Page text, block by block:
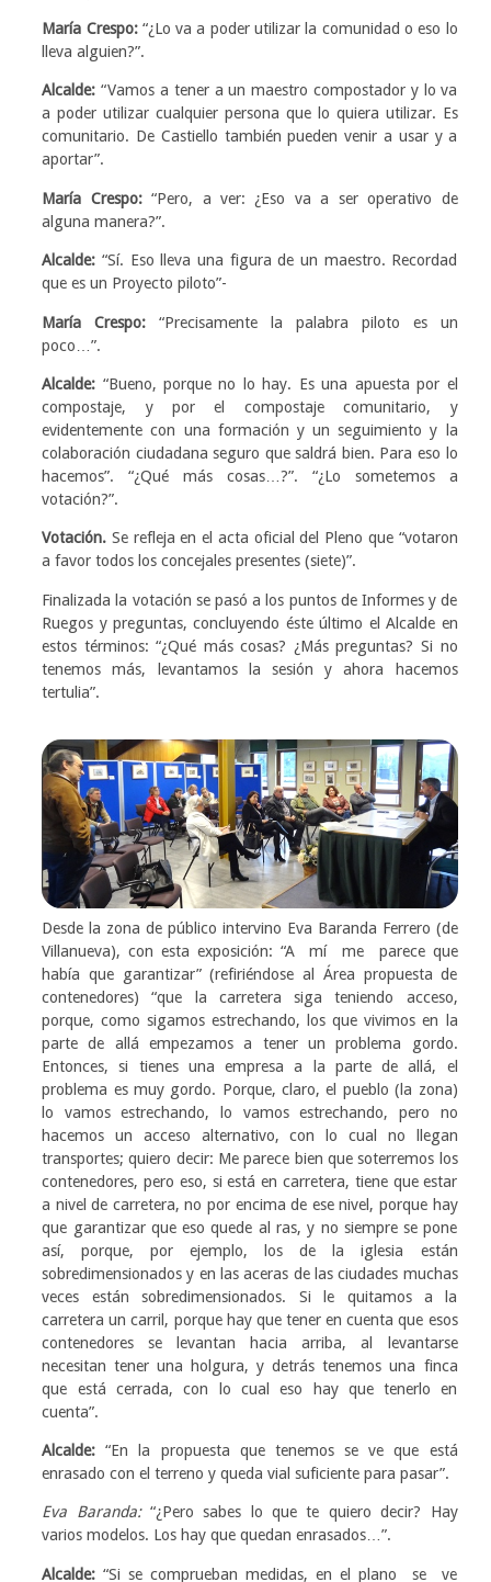
María Crespo:“¿Lo va a poder utilizar la comunidad o eso lo
lleva alguien?”.
Alcalde: “Vamos a tener a un maestro compostador y lo va
a poder utilizar cualquier persona que lo quiera utilizar. Es
comunitario. De Castiello también pueden venir a usar y a
aportar”.
María Crespo:“Pero, a ver: ¿Eso va a ser operativo de
alguna manera?”.
Alcalde: “Sí. Eso lleva una figura de un maestro. Recordad
que es un Proyecto piloto”-
María Crespo: “Precisamente la palabra piloto es un
poco…”.
Alcalde: “Bueno, porque no lo hay. Es una apuesta por el
compostaje, y por el compostaje comunitario, y
evidentemente con una formación y un seguimiento y la
colaboración ciudadana seguro que saldrá bien. Para eso lo
hacemos”. “¿Qué más cosas…?”. “¿Lo sometemos a
votación?”.
Votación. Se refleja en el acta oficial del Pleno que “votaron
a favor todos los concejales presentes (siete)”.
Finalizada la votación se pasó a los puntos de Informes y de
Ruegos y preguntas, concluyendo éste último el Alcalde en
estos términos: “¿Qué más cosas? ¿Más preguntas? Si no
tenemos más, levantamos la sesión y ahora hacemos
tertulia”.
Desde la zona de público intervino Eva Baranda Ferrero (de
Villanueva), con esta exposición: “A mí me parece que
había que garantizar” (refiriéndose al Área propuesta de
contenedores) “que la carretera siga teniendo acceso,
porque, como sigamos estrechando, los que vivimos en la
parte de allá empezamos a tener un problema gordo.
Entonces, si tienes una empresa a la parte de allá, el
problema es muy gordo. Porque, claro, el pueblo (la zona)
lo vamos estrechando, lo vamos estrechando, pero no
hacemos un acceso alternativo, con lo cual no llegan
transportes; quiero decir: Me parece bien que soterremos los
contenedores, pero eso, si está en carretera, tiene que estar
a nivel de carretera, no por encima de ese nivel, porque hay
que garantizar que eso quede al ras, y no siempre se pone
así, porque, por ejemplo, los de la iglesia están
sobredimensionados y en las aceras de las ciudades muchas
veces están sobredimensionados. Si le quitamos a la
carretera un carril, porque hay que tener en cuenta que esos
contenedores se levantan hacia arriba, al levantarse
necesitan tener una holgura, y detrás tenemos una finca
que está cerrada, con lo cual eso hay que tenerlo en
cuenta”.
Alcalde: “En la propuesta que tenemos se ve que está
enrasado con el terreno y queda vial suficiente para pasar”.
Eva Baranda:“¿Pero sabes lo que te quiero decir? Hay
varios modelos. Los hay que quedan enrasados…”.
Alcalde: “Si se comprueban medidas, en el plano se ve